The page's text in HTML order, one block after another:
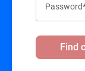
Find